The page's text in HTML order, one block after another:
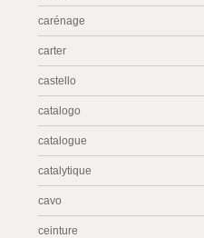
carénage
carter
castello
catalogo
catalogue
catalytique
cavo
ceinture